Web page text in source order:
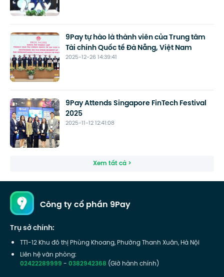
2025-12-26 14:39:41
9Pay tự hào là thành viên của Trung tâm
Tài chính Quốc tế Đà Nẵng, Việt Nam
2025-11-12 12:41:08
9Pay Attends Singapore FinTech Festival
2025
Xem tất cả >
Công ty cổ phần 9Pay
Trụ sở chính:
TT1-12 Khu đô thị Phùng Khoang, Phường Thanh Xuân, Hà Nội
Liên hệ văn phòng:
02422289999-0382942368 (Giờ hành chính)